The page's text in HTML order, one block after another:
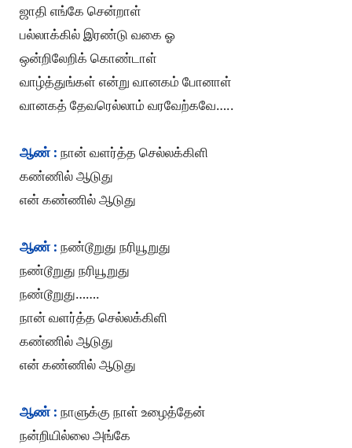
ஜாதி எங்கே சென்றாள்
பல்லாக்கில் இரண்டு வகை ஓ
ஒன்றிலேறிக் கொண்டாள்
வாழ்த்துங்கள் என்று வானகம் போனாள்
வானகத் தேவரெல்லாம் வரவேற்கவே…..
ஆண் : நான் வளர்த்த செல்லக்கிளி
கண்ணில் ஆடுது
என் கண்ணில் ஆடுது
ஆண் : நண்டூறுது நரியூறுது
நண்டூறுது நரியூறுது
நண்டூறுது…….
நான் வளர்த்த செல்லக்கிளி
கண்ணில் ஆடுது
என் கண்ணில் ஆடுது
ஆண் : நாளுக்கு நாள் உழைத்தேன்
நன்றியில்லை அங்கே